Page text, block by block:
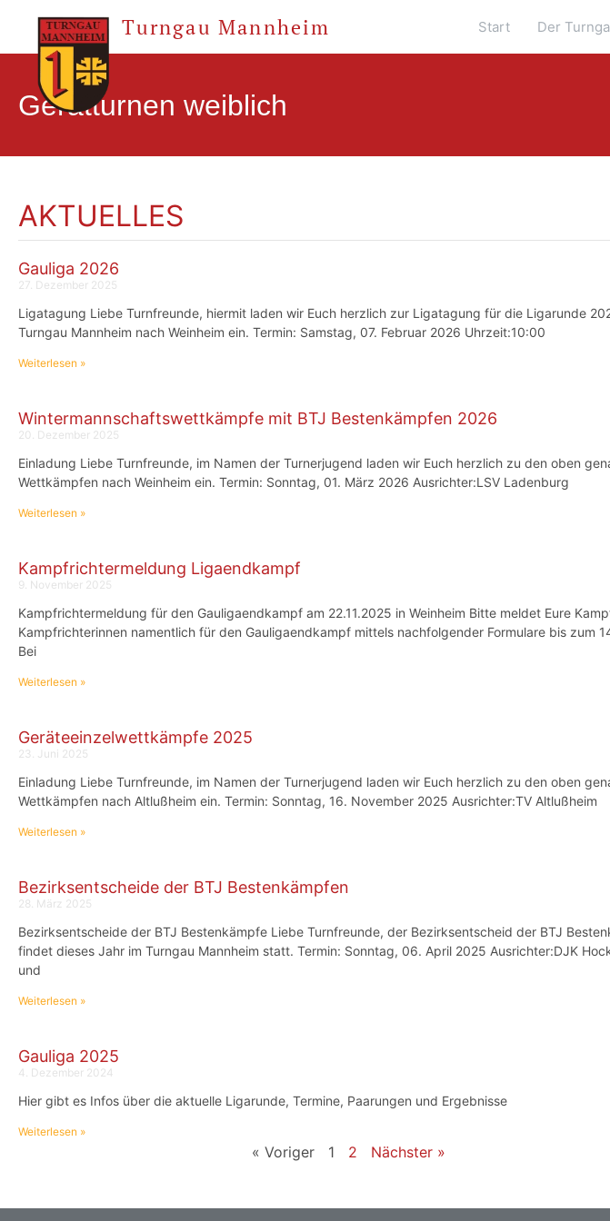
Turngau Mannheim Start Der
Gerätturnen weiblich
AKTUELLES
Gauliga 2026
27. Dezember 2025
Ligatagung Liebe Turnfreunde, hiermit laden wir Euch herzlich zur Ligatagung für die Ligarunde
Turngau Mannheim nach Weinheim ein. Termin: Samstag, 07. Februar 2026 Uhrzeit:10:00
Weiterlesen »
Wintermannschaftswettkämpfe mit BTJ Bestenkämpfen 2026
20. Dezember 2025
Einladung Liebe Turnfreunde, im Namen der Turnerjugend laden wir Euch herzlich zu den oben
Wettkämpfen nach Weinheim ein. Termin: Sonntag, 01. März 2026 Ausrichter:LSV Ladenburg
Weiterlesen »
Kampfrichtermeldung Ligaendkampf
9. November 2025
Kampfrichtermeldung für den Gauligaendkampf am 22.11.2025 in Weinheim Bitte meldet Eure
Kampfrichterinnen namentlich für den Gauligaendkampf mittels nachfolgender Formulare bis zum
Bei
Weiterlesen »
Geräteeinzelwettkämpfe 2025
23. Juni 2025
Einladung Liebe Turnfreunde, im Namen der Turnerjugend laden wir Euch herzlich zu den oben
Wettkämpfen nach Altlußheim ein. Termin: Sonntag, 16. November 2025 Ausrichter:TV Altlußheim
Weiterlesen »
Bezirksentscheide der BTJ Bestenkämpfen
28. März 2025
Bezirksentscheide der BTJ Bestenkämpfe Liebe Turnfreunde, der Bezirksentscheid der BTJ
findet dieses Jahr im Turngau Mannheim statt. Termin: Sonntag, 06. April 2025 Ausrichter:DJK
und
Weiterlesen »
Gauliga 2025
4. Dezember 2024
Hier gibt es Infos über die aktuelle Ligarunde, Termine, Paarungen und Ergebnisse
Weiterlesen »
« Voriger 1 2 Nächster »